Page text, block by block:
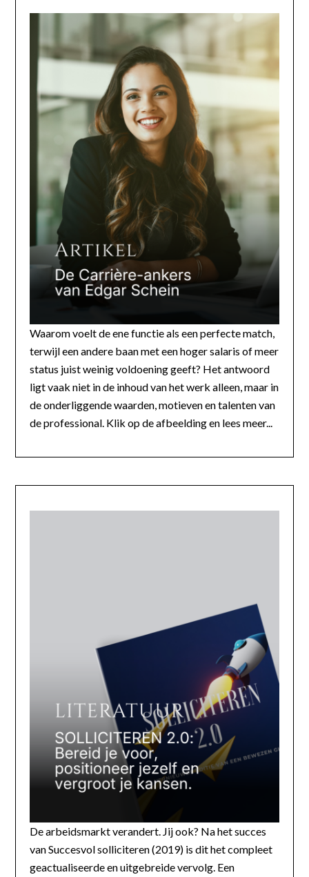
Waarom voelt de ene functie als een perfecte match,
terwijl een andere baan met een hoger salaris of meer
status juist weinig voldoening geeft? Het antwoord
ligt vaak niet in de inhoud van het werk alleen, maar in
de onderliggende waarden, motieven en talenten van
de professional. Klik op de afbeelding en lees meer...
De arbeidsmarkt verandert. Jij ook? Na het succes
van Succesvol solliciteren (2019) is dit het compleet
geactualiseerde en uitgebreide vervolg. Een